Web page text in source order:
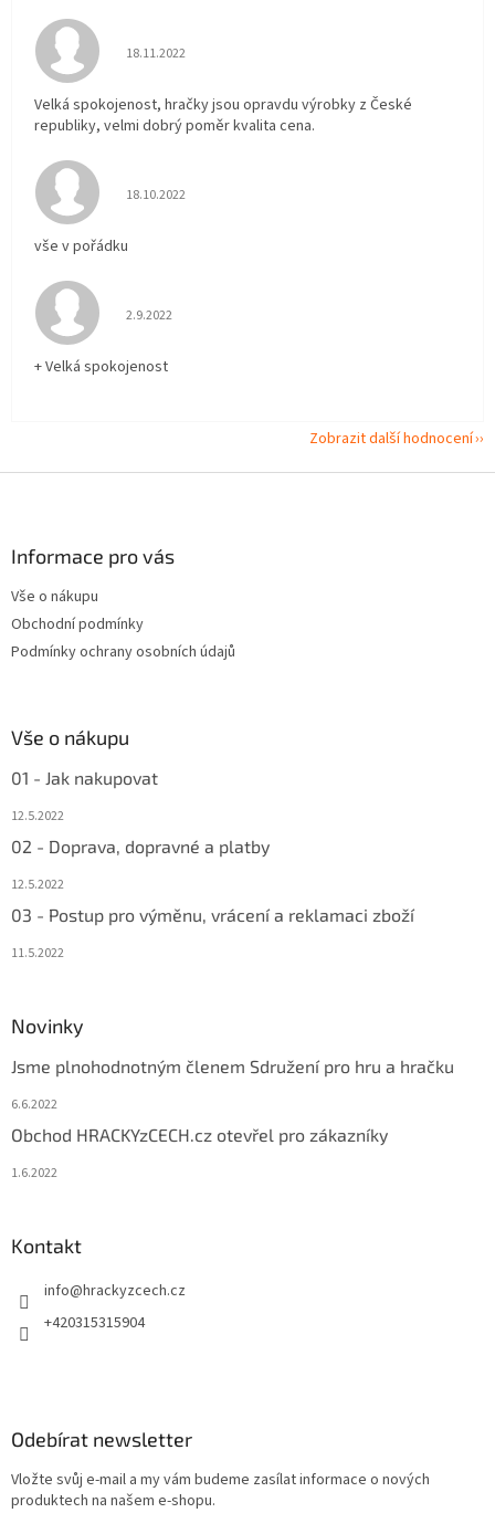
Hodnocení obchodu je 5 z 5 hvězdiček.
18.11.2022
Velká spokojenost, hračky jsou opravdu výrobky z České
republiky, velmi dobrý poměr kvalita cena.
Hodnocení obchodu je 5 z 5 hvězdiček.
18.10.2022
vše v pořádku
Hodnocení obchodu je 5 z 5 hvězdiček.
2.9.2022
+ Velká spokojenost
Zobrazit další hodnocení
Informace pro vás
Vše o nákupu
Obchodní podmínky
Podmínky ochrany osobních údajů
Vše o nákupu
01 - Jak nakupovat
12.5.2022
02 - Doprava, dopravné a platby
12.5.2022
03 - Postup pro výměnu, vrácení a reklamaci zboží
11.5.2022
Novinky
Jsme plnohodnotným členem Sdružení pro hru a hračku
6.6.2022
Obchod HRACKYzCECH.cz otevřel pro zákazníky
1.6.2022
Kontakt
info@hrackyzcech.cz
+420315315904
Odebírat newsletter
Vložte svůj e-mail a my vám budeme zasílat informace o nových
produktech na našem e-shopu.